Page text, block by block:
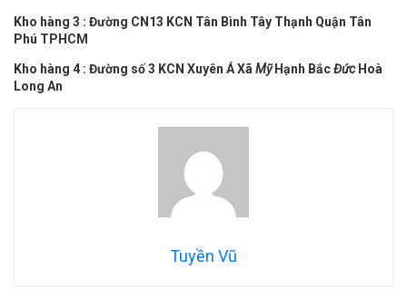
Kho hàng 3 : Đường CN13 KCN Tân Bình Tây Thạnh Quận Tân
Phú TPHCM
Kho hàng 4 : Đường số 3 KCN Xuyên Á Xã Mỹ Hạnh BắcĐức Hoà
Long An
Tuyền Vũ